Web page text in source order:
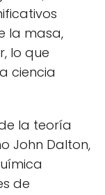
la masa,
lo que
ciencia
la teoría
John Dalton,
de